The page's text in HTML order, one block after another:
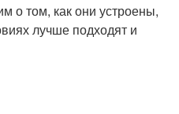
о том, как они устроены,
лучше подходят и